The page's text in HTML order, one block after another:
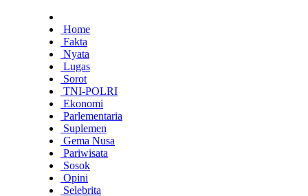
Home
Fakta
Nyata
Lugas
Sorot
TNI-POLRI
Ekonomi
Parlementaria
Suplemen
Gema Nusa
Pariwisata
Sosok
Opini
Selebrita